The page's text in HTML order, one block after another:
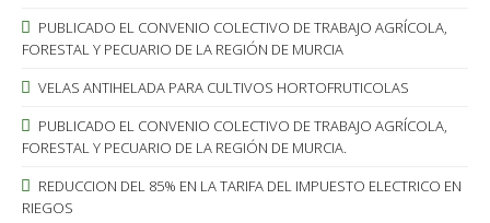
PUBLICADO EL CONVENIO COLECTIVO DE TRABAJO AGRÍCOLA,
FORESTAL Y PECUARIO DE LA REGIÓN DE MURCIA
VELAS ANTIHELADA PARA CULTIVOS HORTOFRUTICOLAS
PUBLICADO EL CONVENIO COLECTIVO DE TRABAJO AGRÍCOLA,
FORESTAL Y PECUARIO DE LA REGIÓN DE MURCIA.
REDUCCION DEL 85% EN LA TARIFA DEL IMPUESTO ELECTRICO EN
RIEGOS